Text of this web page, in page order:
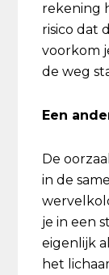
rekening
risico dat
voorkom
de weg
Een
De
in de
je in een
eigenlijk
het